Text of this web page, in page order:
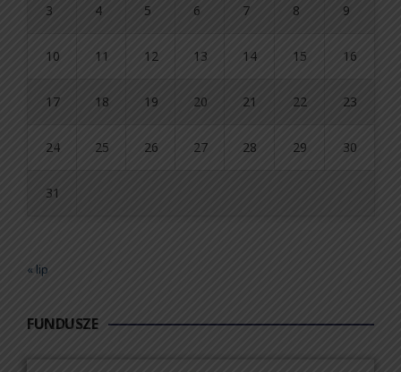
3 4 5 6 7 8 9
10 11 12 13 14 15 16
17 18 19 20 21 22 23
24 25 26 27 28 29 30
31
« lip
FUNDUSZE